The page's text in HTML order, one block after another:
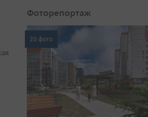
Фоторепортаж
20 фото